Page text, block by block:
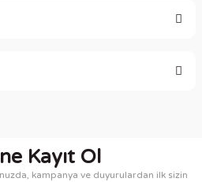
ederiz.
Kayıt Ol
kampanya ve duyurulardan ilk sizin